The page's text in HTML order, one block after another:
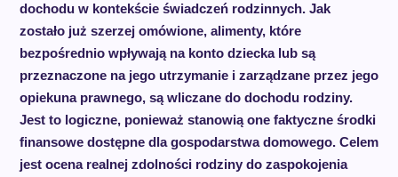
dochodu w kontekście świadczeń rodzinnych. Jak
zostało już szerzej omówione, alimenty, które
bezpośrednio wpływają na konto dziecka lub są
przeznaczone na jego utrzymanie i zarządzane przez jego
opiekuna prawnego, są wliczane do dochodu rodziny.
Jest to logiczne, ponieważ stanowią one faktyczne środki
finansowe dostępne dla gospodarstwa domowego. Celem
jest ocena realnej zdolności rodziny do zaspokojenia